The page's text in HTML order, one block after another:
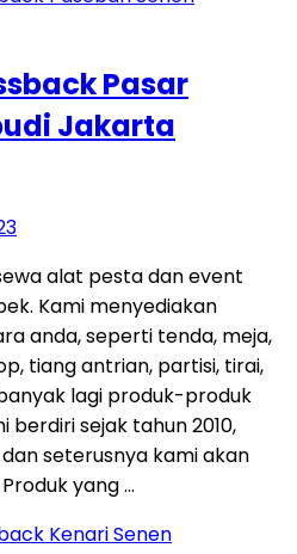
Pasar
Jakarta
alat pesta dan event
Kami menyediakan
anda, seperti tenda, meja,
tiang antrian, partisi, tirai,
lagi produk-produk
berdiri sejak tahun 2010,
seterusnya kami akan
yang …